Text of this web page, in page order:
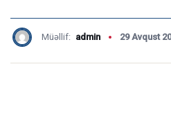
Müəllif: admin 29 Avqust